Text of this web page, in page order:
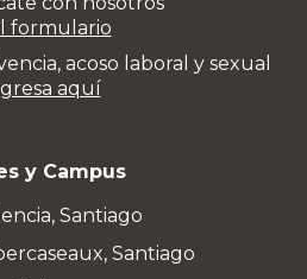
formulario
acoso laboral y sexual
aquí
y Campus
Santiago
Santiago